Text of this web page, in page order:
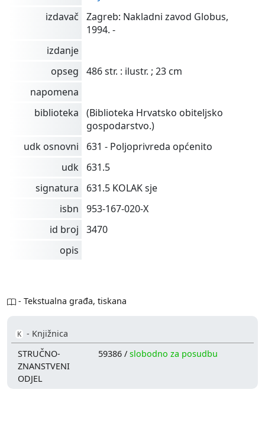
izdavač
Zagreb: Nakladni zavod Globus,
1994. -
izdanje
opseg
486 str. : ilustr. ; 23 cm
napomena
biblioteka
(Biblioteka Hrvatsko obiteljsko
gospodarstvo.)
udk osnovni
631 - Poljoprivreda općenito
udk
631.5
signatura
631.5 KOLAK sje
isbn
953-167-020-X
id broj
3470
opis
- Tekstualna građa, tiskana
K - Knjižnica
STRUČNO-
ZNANSTVENI
ODJEL
59386 /slobodno za posudbu